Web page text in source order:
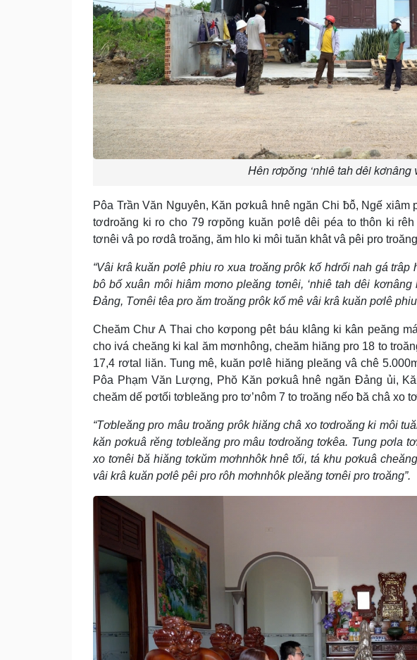
Hên rơpŏng ‘nhiê tah dêi kơnâng
Pôa Trần Văn Nguyên, Kăn pơkuâ hnê ngăn Chi ƀô̆, Ngế xiâm
tơdroăng ki ro cho 79 rơpŏng kuăn pơlê dêi péa to thôn ki
tơnêi vâ po rơdâ troăng, ăm hlo ki môi tuăn khât vâ pêi pro
“Vâi krâ kuăn pơlê phiu ro xua troăng prôk kố hdrối nah gá
bô bố xuân môi hiâm mơno pleăng tơnêi, ‘nhiê tah dêi
Đảng, Tơnêi têa pro ăm troăng prôk kố mê vâi krâ kuăn pơlê phiu
Cheăm Chư A Thai cho kơpong pêt báu klâng ki kân peăng
cho ivá cheăng ki kal ăm mơnhông, cheăm hiăng pro 18 to
17,4 rơtal liăn. Tung mê, kuăn pơlê hiăng pleăng vâ chê
Pôa Phạm Văn Lượng, Phŏ Kăn pơkuâ hnê ngăn Đảng ủi,
cheăm dế pơtối tơbleăng pro tơ’nôm 7 to troăng nếo ƀă châ xo
“Tơbleăng pro mâu troăng prôk hiăng châ xo tơdroăng ki môi
kăn pơkuâ rĕng tơbleăng pro mâu tơdroăng tơkêa. Tung pơla
xo tơnêi ƀă hiăng tơkŭm mơhnhôk hnê tối, tá khu pơkuâ
vâi krâ kuăn pơlê pêi pro rôh mơhnhôk pleăng tơnêi pro troăng”.